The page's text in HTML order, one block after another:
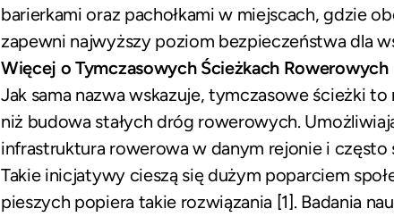
barierkami oraz pachołkami w miejscach, gdzie
zapewni najwyższy poziom bezpieczeństwa dla
Więcej o Tymczasowych Ścieżkach Rowerowych
Jak sama nazwa wskazuje, tymczasowe ścieżki
niż budowa stałych dróg rowerowych.
infrastruktura rowerowa w danym rejonie i
Takie inicjatywy cieszą się dużym poparciem
pieszych popiera takie rozwiązania [1]. Badania